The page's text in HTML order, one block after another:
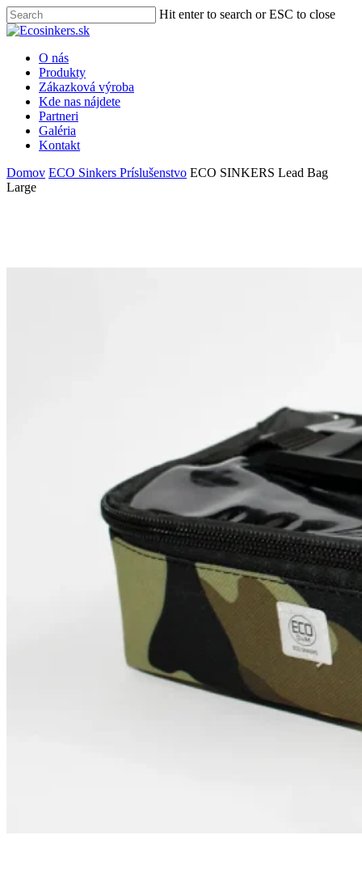
Skip
to
content
Hit enter to search or ESC to close
Close
Menu
O nás
Produkty
Zákazková výroba
Kde nas nájdete
Partneri
Galéria
Kontakt
Domov ECO Sinkers Príslušenstvo ECO SINKERS Lead Bag
Large